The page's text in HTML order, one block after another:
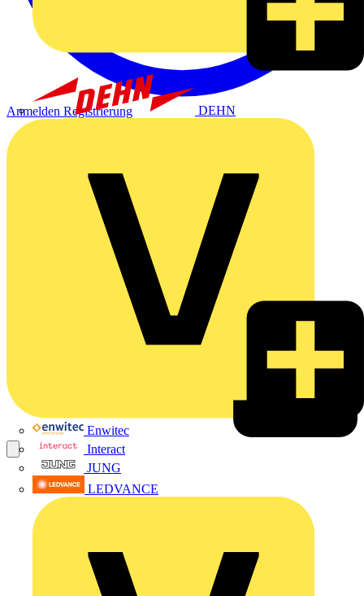
DEHN
Enwitec
Interact
JUNG
LEDVANCE
Anmelden Registrierung